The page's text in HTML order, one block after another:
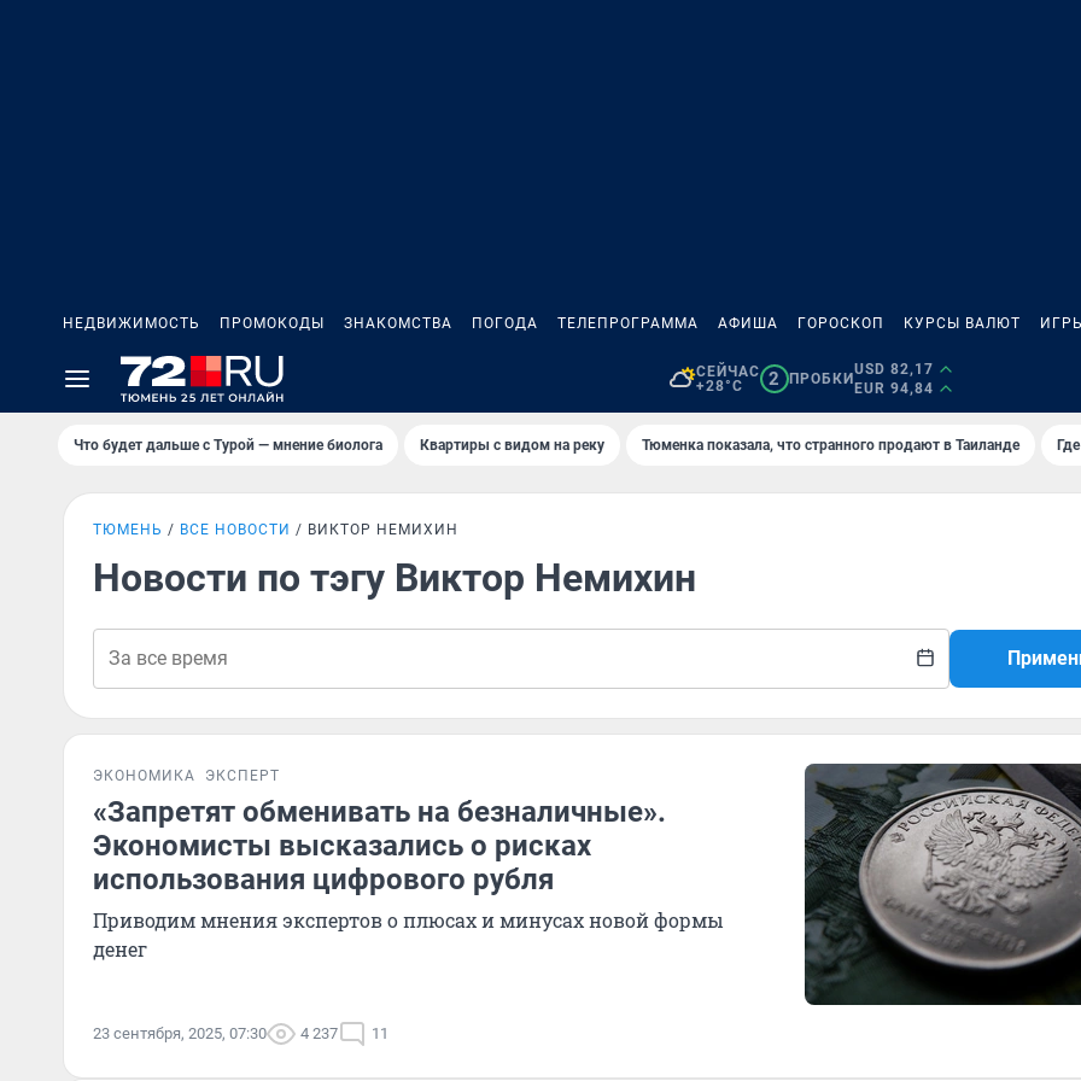
НЕДВИЖИМОСТЬ ПРОМОКОДЫ ЗНАКОМСТВА ПОГОДА ТЕЛЕПРОГРАММА АФИША ГОРОСКОП КУРСЫ ВАЛЮТ
СЕЙЧАС
+28°C
2 ПРОБКИ
USD 82,17
EUR 94,84
Что будет дальше с Турой — мнение биолога Квартиры с видом на реку Тюменка показала, что странного продают в Таиланде
ТЮМЕНЬ ВСЕ НОВОСТИ ВИКТОР НЕМИХИН
Новости по тэгу Виктор Немихин
ЭКОНОМИКА ЭКСПЕРТ
«Запретят обменивать на безналичные».
Экономисты высказались о рисках
использования цифрового рубля
Приводим мнения экспертов о плюсах и минусах новой формы
денег
23 сентября, 2025, 07:30 4 237 11